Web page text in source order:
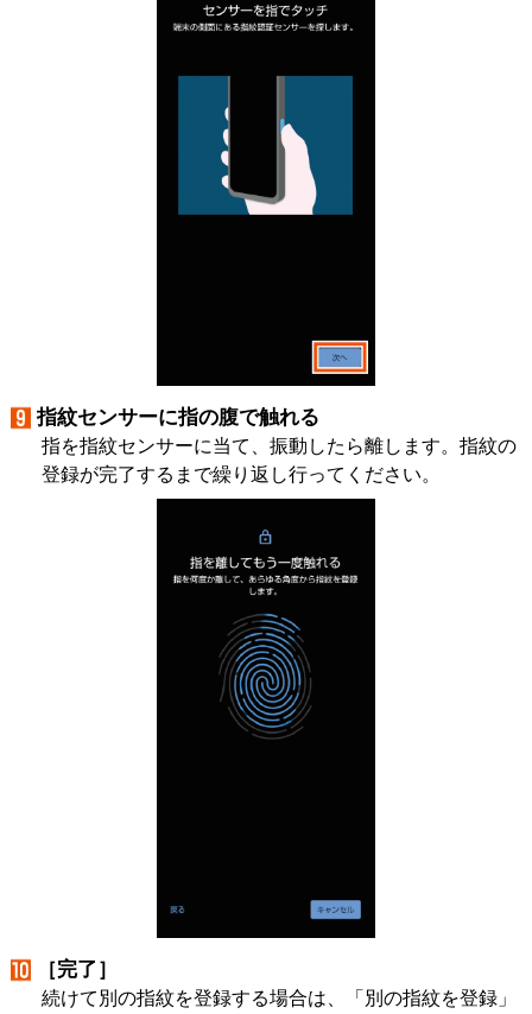
指紋センサーに指の腹で触れる
指を指紋センサーに当て、振動したら離します。指紋の
登録が完了するまで繰り返し行ってください。
［完了］
続けて別の指紋を登録する場合は、「別の指紋を登録」